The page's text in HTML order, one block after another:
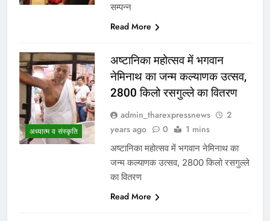
सम्पन्न
Read More
अध्यात्म व संस्कृति
अष्टानिका महोत्सव में भगवान
नेमिनाथ का जन्म कल्याणक उत्सव,
2800 किलो रसगुल्ले का वितरण
admin_tharexpressnews
2
years ago
0 1 mins
अष्टानिका महोत्सव में भगवान नेमिनाथ का
जन्म कल्याणक उत्सव, 2800 किलो रसगुल्ले
का वितरण
Read More